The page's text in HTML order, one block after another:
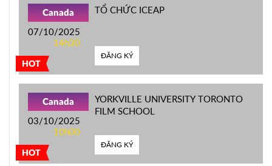
HOT
Canada
07/10/2025
14h30
TỔ CHỨC ICEAP
ĐĂNG KÝ
HOT
Canada
03/10/2025
10h00
YORKVILLE UNIVERSITY TORONTO
FILM SCHOOL
ĐĂNG KÝ